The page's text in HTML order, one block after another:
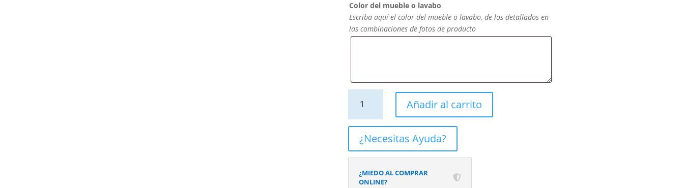
Color del mueble o lavabo
Escriba aquí el color del mueble o lavabo, de los detallados en
las combinaciones de fotos de producto
baño
suspendido
cajones
Añadir al carrito
¿Necesitas Ayuda?
¿MIEDO AL COMPRAR
ONLINE?